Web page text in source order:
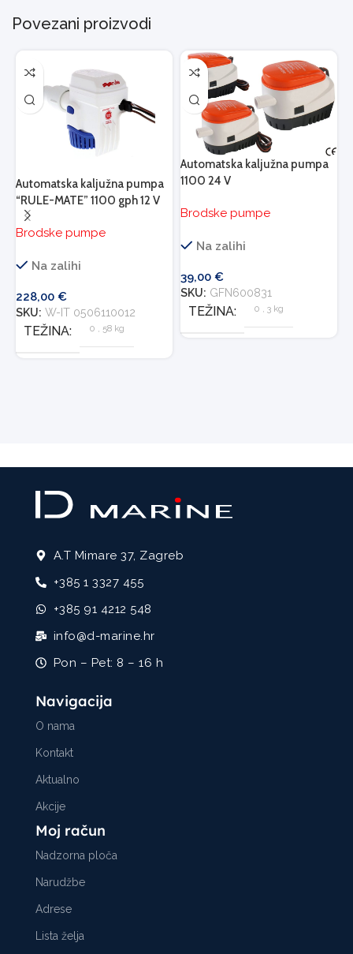
Povezani proizvodi
Automatska kaljužna pumpa
“RULE-MATE” 1100 gph 12 V
Brodske pumpe
Na zalihi
228,00 €
SKU: W-IT 0506110012
TEŽINA 0 , 58 kg
Automatska kaljužna pumpa
1100 24 V
Brodske pumpe
Na zalihi
39,00 €
SKU: GFN600831
TEŽINA 0 3 kg
A.T Mimare 37, Zagreb
+385 1 3327 455
+385 91 4212 548
info@d-marine.hr
Pon – Pet: 8 – 16 h
Navigacija
O nama
Kontakt
Aktualno
Akcije
Moj račun
Nadzorna ploča
Narudžbe
Adrese
Lista želja